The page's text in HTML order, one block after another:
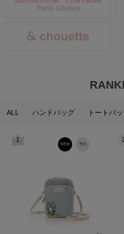
ALL ハンドバッグ トートバ
1
予約
NEW
2